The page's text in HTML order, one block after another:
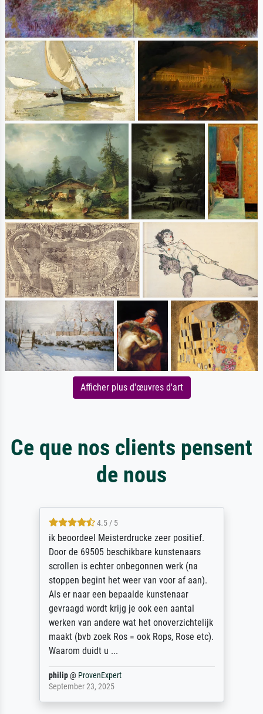
Afficher plus d'œuvres d'art
Ce que nos clients pensent
de nous
4.5 / 5
ik beoordeel Meisterdrucke zeer positief.
Door de 69505 beschikbare kunstenaars
scrollen is echter onbegonnen werk (na
stoppen begint het weer van voor af aan).
Als er naar een bepaalde kunstenaar
gevraagd wordt krijg je ook een aantal
werken van andere wat het onoverzichtelijk
maakt (bvb zoek Ros = ook Rops, Rose etc).
Waarom duidt u ...
philip@ ProvenExpert
September 23, 2025